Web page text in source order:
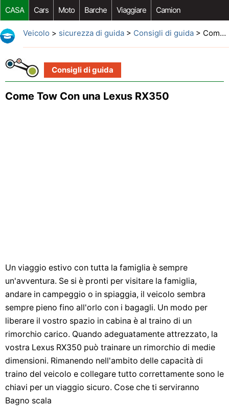
CASA Cars Moto Barche Viaggiare Camion
Riparazione Auto Acquisto Auto Car Opzioni Aftermarket
Veicolo > sicurezza di guida> Consigli di guida> Come Tow Con una Lexus RX350
Consigli di guida
Come Tow Con una Lexus RX350
Un viaggio estivo con tutta la famiglia è sempre
un'avventura. Se si è pronti per visitare la famiglia,
andare in campeggio o in spiaggia, il veicolo sembra
sempre pieno fino all'orlo con i bagagli. Un modo per
liberare il vostro spazio in cabina è al traino di un
rimorchio carico. Quando adeguatamente attrezzato, la
vostra Lexus RX350 può trainare un rimorchio di medie
dimensioni. Rimanendo nell'ambito delle capacità di
traino del veicolo e collegare tutto correttamente sono le
chiavi per un viaggio sicuro. Cose che ti serviranno
Bagno scala